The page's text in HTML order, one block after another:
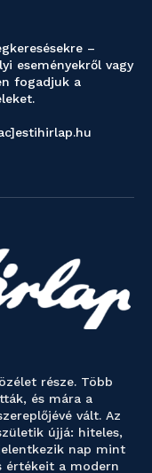
–
eseményekről vagy
fogadjuk a
része. Több
és mára a
vált. Az
újjá: hiteles,
nap mint
értékeit a modern